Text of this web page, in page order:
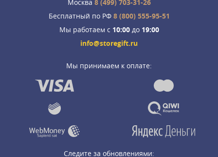
Москва 8 (499) 703-31-26
Бесплатный по РФ8 (800) 555-95-51
Мы работаем с 10:00до 19:00
info@storegift.ru
Мы принимаем к оплате:
Следите за обновлениями: